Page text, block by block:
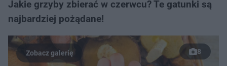
Jakie grzyby zbierać w czerwcu? Te gatunki są
najbardziej pożądane!
8